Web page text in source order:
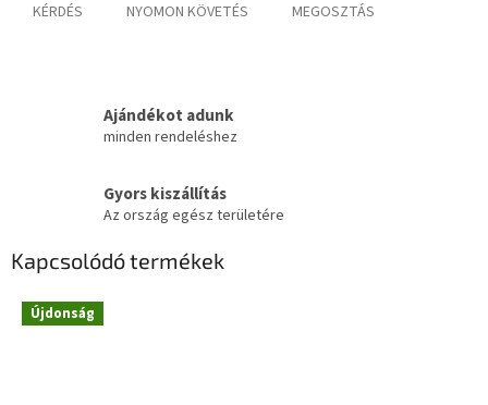
KÉRDÉS NYOMON KÖVETÉS MEGOSZTÁS
Ajándékot adunk
minden rendeléshez
Gyors kiszállítás
Az ország egész területére
Kapcsolódó termékek
Újdonság